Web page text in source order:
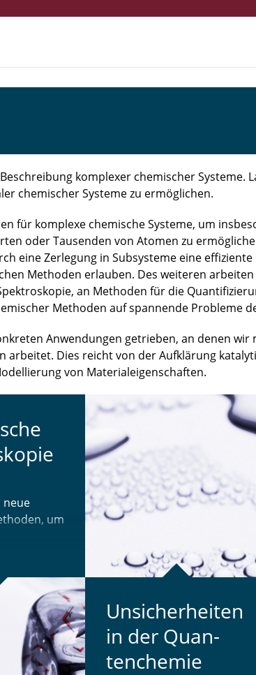
komplexer chemischer Systeme.
chemischer Systeme zu ermöglichen.
für komplexe chemische Systeme, um
oder Tausenden von Atomen zu
eine Zerlegung in Subsysteme eine
Methoden erlauben. Des weiteren
an Methoden für die
Methoden auf spannende Probleme
Anwendungen getrieben, an denen
Dies reicht von der Aufklärung
von Materialeigenschaften.
neue
um
Un­si­cher­hei­ten
in der Quan­
ten­che­mie